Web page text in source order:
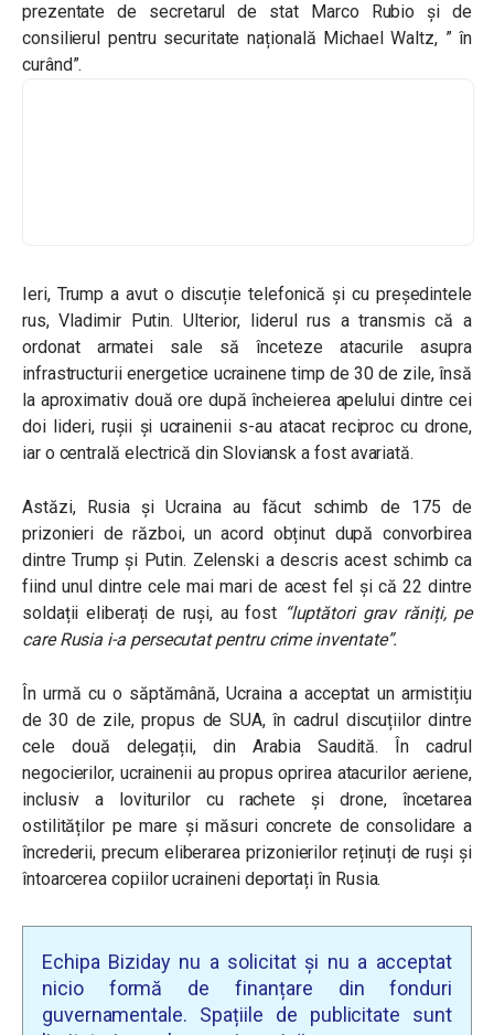
prezentate de secretarul de stat Marco Rubio și de
consilierul pentru securitate națională Michael Waltz, ” în
curând”.
Ieri, Trump a avut o discuție telefonică și cu președintele
rus, Vladimir Putin. Ulterior, liderul rus a transmis că a
ordonat armatei sale să înceteze atacurile asupra
infrastructurii energetice ucrainene timp de 30 de zile, însă
la aproximativ două ore după încheierea apelului dintre cei
doi lideri, rușii și ucrainenii s-au atacat reciproc cu drone,
iar o centrală electrică din Sloviansk a fost avariată.
Astăzi, Rusia și Ucraina au făcut schimb de 175 de
prizonieri de război, un acord obținut după convorbirea
dintre Trump și Putin. Zelenski a descris acest schimb ca
fiind unul dintre cele mai mari de acest fel și că 22 dintre
soldații eliberați de ruși, au fost “luptători grav răniți, pe
care Rusia i-a persecutat pentru crime inventate”.
În urmă cu o săptămână, Ucraina a acceptat un armistițiu
de 30 de zile, propus de SUA, în cadrul discuțiilor dintre
cele două delegații, din Arabia Saudită. În cadrul
negocierilor, ucrainenii au propus oprirea atacurilor aeriene,
inclusiv a loviturilor cu rachete și drone, încetarea
ostilităților pe mare și măsuri concrete de consolidare a
încrederii, precum eliberarea prizonierilor reținuți de ruși și
întoarcerea copiilor ucraineni deportați în Rusia.
Echipa Biziday nu a solicitat și nu a acceptat
nicio formă de finanțare din fonduri
guvernamentale. Spațiile de publicitate sunt